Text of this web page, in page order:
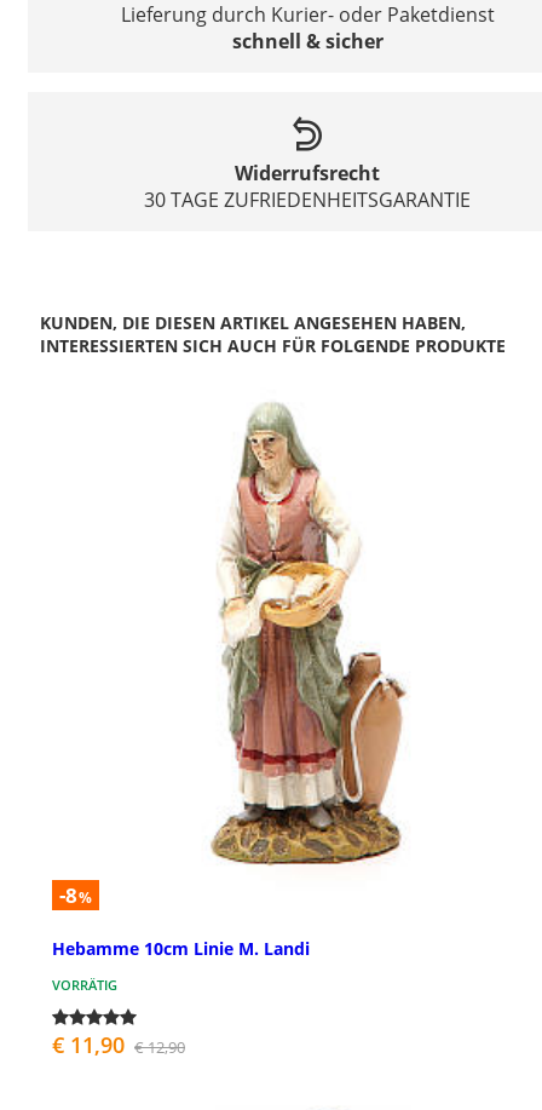
Lieferung durch Kurier- oder Paketdienst
schnell & sicher
Widerrufsrecht
30 TAGE ZUFRIEDENHEITSGARANTIE
KUNDEN, DIE DIESEN ARTIKEL ANGESEHEN HABEN,
INTERESSIERTEN SICH AUCH FÜR FOLGENDE PRODUKTE
-8%
Hebamme 10cm Linie M. Landi
VORRÄTIG
€ 11,90 € 12,90